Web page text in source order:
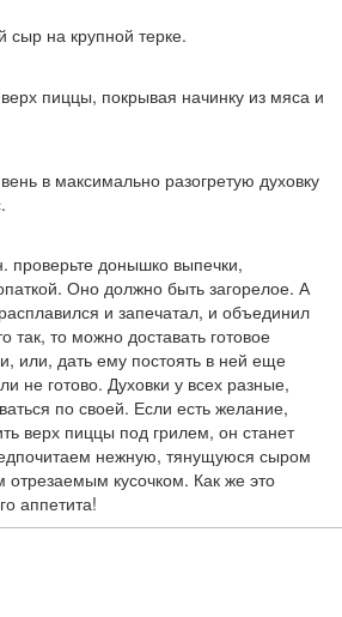
сыр на крупной терке.
пиццы, покрывая начинку из мяса и
в максимально разогретую духовку
проверьте донышко выпечки,
Оно должно быть загорелое. А
и запечатал, и объединил
так, то можно доставать готовое
или, дать ему постоять в ней еще
не готово. Духовки у всех разные,
по своей. Если есть желание,
верх пиццы под грилем, он станет
нежную, тянущуюся сыром
отрезаемым кусочком. Как же это
аппетита!